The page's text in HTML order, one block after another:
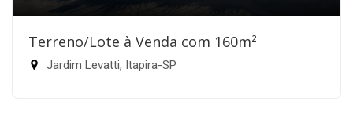
Terreno/Lote à Venda com 160m²
Jardim Levatti, Itapira-SP